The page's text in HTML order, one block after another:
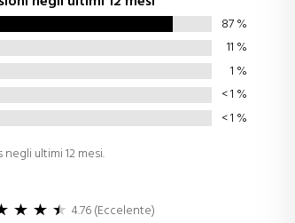
87%
11 %
1 %
< 1 %
< 1 %
ultimi 12 mesi.
4.76 (Eccelente)